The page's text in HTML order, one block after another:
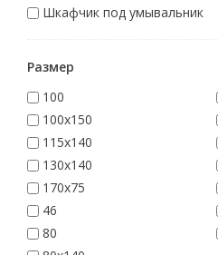
Шкафчик под умывальник
Размер
100
100x150
115x140
130x140
170x75
46
80